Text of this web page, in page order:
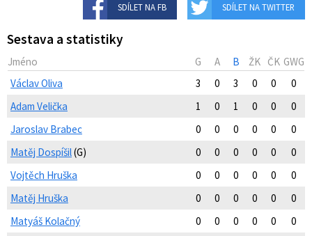
SDÍLET NA FB SDÍLET NA TWITTER
Sestava a statistiky
Jméno G A B ŽK ČK GWG
Václav Oliva
3 0 3 0 0
0
Adam Velička
1 0 1 0 0
0
Jaroslav Brabec
0 0 0 0 0
0
Matěj Dospíšil(G) 0 0 0 0 0
0
Vojtěch Hruška
0 0 0 0 0
0
Matěj Hruška
0 0 0 0 0
0
Matyáš Kolačný
0 0 0 0 0
0